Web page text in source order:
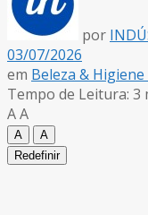
por
03/07/2026
em Beleza & Higiene
Tempo de Leitura: 3
AA
A
A
Redefinir